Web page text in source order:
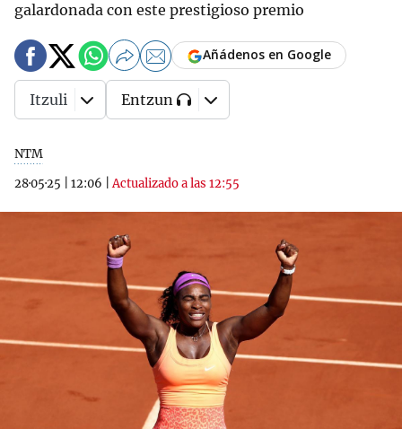
galardonada con este prestigioso premio
NTM
28·05·25
12:06 |Actualizado a las 12:55
Añádenos en Google
Itzuli Entzun